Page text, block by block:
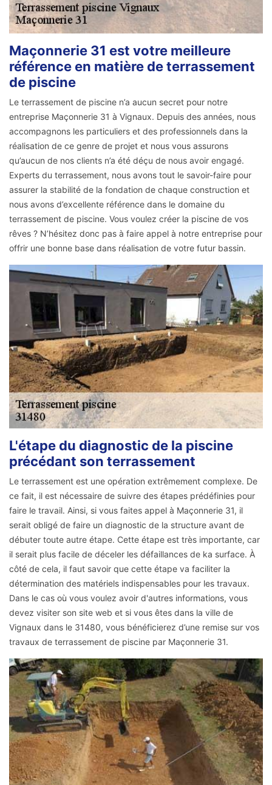
Maçonnerie 31 est votre meilleure
référence en matière de terrassement
de piscine
Le terrassement de piscine n’a aucun secret pour notre
entreprise Maçonnerie 31 à Vignaux. Depuis des années, nous
accompagnons les particuliers et des professionnels dans la
réalisation de ce genre de projet et nous vous assurons
qu’aucun de nos clients n’a été déçu de nous avoir engagé.
Experts du terrassement, nous avons tout le savoir-faire pour
assurer la stabilité de la fondation de chaque construction et
nous avons d’excellente référence dans le domaine du
terrassement de piscine. Vous voulez créer la piscine de vos
rêves ? N’hésitez donc pas à faire appel à notre entreprise pour
offrir une bonne base dans réalisation de votre futur bassin.
L'étape du diagnostic de la piscine
précédant son terrassement
Le terrassement est une opération extrêmement complexe. De
ce fait, il est nécessaire de suivre des étapes prédéfinies pour
faire le travail. Ainsi, si vous faites appel à Maçonnerie 31, il
serait obligé de faire un diagnostic de la structure avant de
débuter toute autre étape. Cette étape est très importante, car
il serait plus facile de déceler les défaillances de ka surface. À
côté de cela, il faut savoir que cette étape va faciliter la
détermination des matériels indispensables pour les travaux.
Dans le cas où vous voulez avoir d'autres informations, vous
devez visiter son site web et si vous êtes dans la ville de
Vignaux dans le 31480, vous bénéficierez d’une remise sur vos
travaux de terrassement de piscine par Maçonnerie 31.